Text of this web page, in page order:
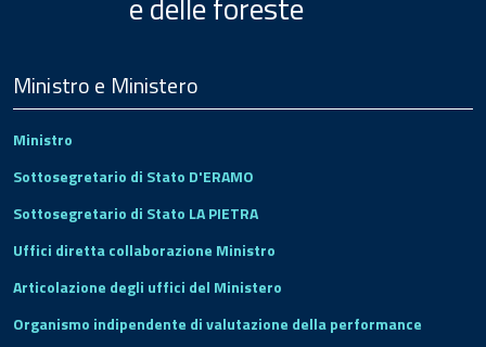
Footer
Ministro e Ministero
Ministro
Sottosegretario di Stato D'ERAMO
Sottosegretario di Stato LA PIETRA
Uffici diretta collaborazione Ministro
Articolazione degli uffici del Ministero
Organismo indipendente di valutazione della performance